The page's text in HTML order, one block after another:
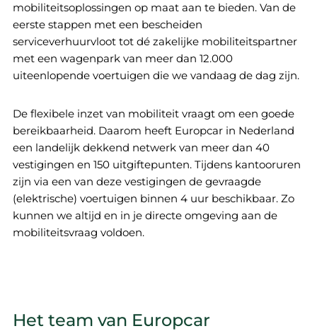
mobiliteitsoplossingen op maat aan te bieden. Van de
eerste stappen met een bescheiden
serviceverhuurvloot tot dé zakelijke mobiliteitspartner
met een wagenpark van meer dan 12.000
uiteenlopende voertuigen die we vandaag de dag zijn.
De flexibele inzet van mobiliteit vraagt om een goede
bereikbaarheid. Daarom heeft Europcar in Nederland
een landelijk dekkend netwerk van meer dan 40
vestigingen en 150 uitgiftepunten. Tijdens kantooruren
zijn via een van deze vestigingen de gevraagde
(elektrische) voertuigen binnen 4 uur beschikbaar. Zo
kunnen we altijd en in je directe omgeving aan de
mobiliteitsvraag voldoen.
Het team van Europcar